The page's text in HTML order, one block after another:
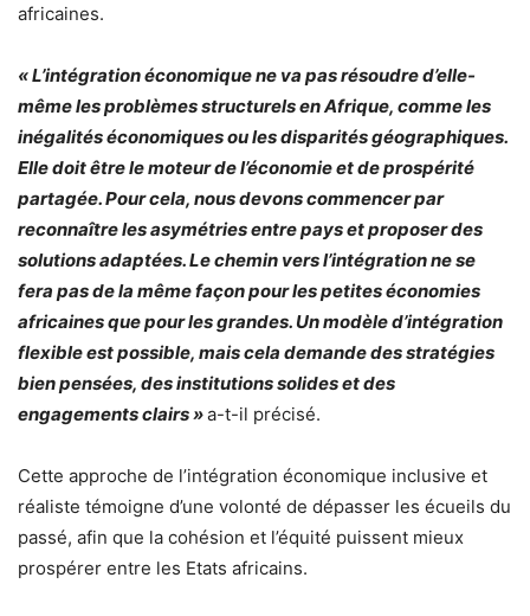
africaines.
« L’intégration économique ne va pas résoudre d’elle-
même les problèmes structurels en Afrique, comme les
inégalités économiques ou les disparités géographiques.
Elle doit être le moteur de l’économie et de prospérité
partagée. Pour cela, nous devons commencer par
reconnaître les asymétries entre pays et proposer des
solutions adaptées. Le chemin vers l’intégration ne se
fera pas de la même façon pour les petites économies
africaines que pour les grandes. Un modèle d’intégration
flexible est possible, mais cela demande des stratégies
bien pensées, des institutions solides et des
engagements clairs »a-t-il précisé.
Cette approche de l’intégration économique inclusive et
réaliste témoigne d’une volonté de dépasser les écueils du
passé, afin que la cohésion et l’équité puissent mieux
prospérer entre les Etats africains.